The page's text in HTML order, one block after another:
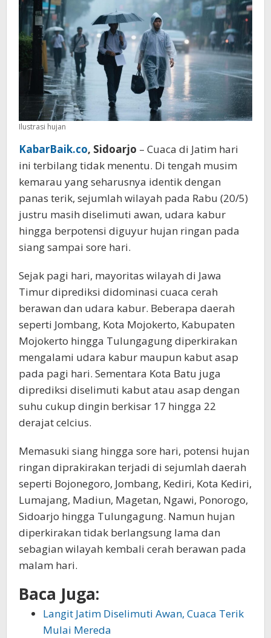
Ilustrasi hujan
KabarBaik.co, Sidoarjo – Cuaca di Jatim hari
ini terbilang tidak menentu. Di tengah musim
kemarau yang seharusnya identik dengan
panas terik, sejumlah wilayah pada Rabu (20/5)
justru masih diselimuti awan, udara kabur
hingga berpotensi diguyur hujan ringan pada
siang sampai sore hari.
Sejak pagi hari, mayoritas wilayah di Jawa
Timur diprediksi didominasi cuaca cerah
berawan dan udara kabur. Beberapa daerah
seperti Jombang, Kota Mojokerto, Kabupaten
Mojokerto hingga Tulungagung diperkirakan
mengalami udara kabur maupun kabut asap
pada pagi hari. Sementara Kota Batu juga
diprediksi diselimuti kabut atau asap dengan
suhu cukup dingin berkisar 17 hingga 22
derajat celcius.
Memasuki siang hingga sore hari, potensi hujan
ringan diprakirakan terjadi di sejumlah daerah
seperti Bojonegoro, Jombang, Kediri, Kota Kediri,
Lumajang, Madiun, Magetan, Ngawi, Ponorogo,
Sidoarjo hingga Tulungagung. Namun hujan
diperkirakan tidak berlangsung lama dan
sebagian wilayah kembali cerah berawan pada
malam hari.
Baca Juga:
Langit Jatim Diselimuti Awan, Cuaca Terik
Mulai Mereda